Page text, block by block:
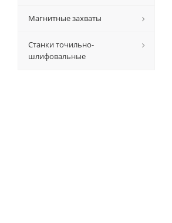
Магнитные захваты
Станки точильно-
шлифовальные